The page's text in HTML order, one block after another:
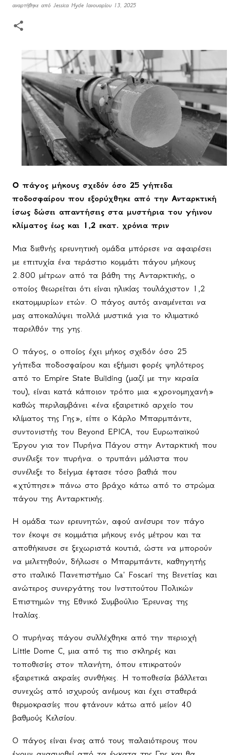
αναρτήθηκε από Jessica Hyde Ιανουαρίου 13, 2025
Ο πάγος μήκους σχεδόν όσο 25 γήπεδα
ποδοσφαίρου που εξορύχθηκε από την Ανταρκτική
ίσως δώσει απαντήσεις στα μυστήρια του γήινου
κλίματος έως και 1,2 εκατ. χρόνια πριν
Μια διεθνής ερευνητική ομάδα μπόρεσε να αφαιρέσει
με επιτυχία ένα τεράστιο κομμάτι πάγου μήκους
2.800 μέτρων από τα βάθη της Ανταρκτικής, ο
οποίος θεωρείται ότι είναι ηλικίας τουλάχιστον 1,2
εκατομμυρίων ετών. Ο πάγος αυτός αναμένεται να
μας αποκαλύψει πολλά μυστικά για το κλιματικό
παρελθόν της γης.
Ο πάγος, ο οποίος έχει μήκος σχεδόν όσο 25
γήπεδα ποδοσφαίρου και εξήμισι φορές ψηλότερος
από το Empire State Building (μαζί με την κεραία
του), είναι κατά κάποιον τρόπο μια «χρονομηχανή»
καθώς περιλαμβάνει «ένα εξαιρετικό αρχείο του
κλίματος της Γης», είπε ο Κάρλο Μπαρμπάντε,
συντονιστής του Beyond EPICA, του Ευρωπαϊκού
Έργου για τον Πυρήνα Πάγου στην Ανταρκτική που
συνέλεξε τον πυρήνα. ο τρυπάνι μάλιστα που
συνέλεξε το δείγμα έφτασε τόσο βαθιά που
«χτύπησε» πάνω στο βράχο κάτω από το στρώμα
πάγου της Ανταρκτικής.
Η ομάδα των ερευνητών, αφού ανέσυρε τον πάγο
τον έκοψε σε κομμάτια μήκους ενός μέτρου και τα
αποθήκευσε σε ξεχωριστά κουτιά, ώστε να μπορούν
να μελετηθούν, δήλωσε ο Μπαρμπάντε, καθηγητής
στο ιταλικό Πανεπιστήμιο Ca' Foscari της Βενετίας και
ανώτερος συνεργάτης του Ινστιτούτου Πολικών
Επιστημών της Εθνικό Συμβούλιο Έρευνας της
Ιταλίας.
Ο πυρήνας πάγου συλλέχθηκε από την περιοχή
Little Dome C, μια από τις πιο σκληρές και
τοποθεσίες στον πλανήτη, όπου επικρατούν
εξαιρετικά ακραίες συνθήκες. Η τοποθεσία βάλλεται
συνεχώς από ισχυρούς ανέμους και έχει σταθερά
θερμοκρασίες που φτάνουν κάτω από μείον 40
βαθμούς Κελσίου.
Ο πάγος είναι ένας από τους παλαιότερους που